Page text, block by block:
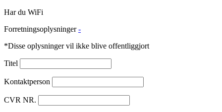
Har du WiFi
Forretningsoplysninger -
*Disse oplysninger vil ikke blive offentliggjort
Titel
Kontaktperson
CVR NR.